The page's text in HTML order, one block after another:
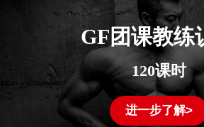
GF团课教练
120课时
进一步了解>